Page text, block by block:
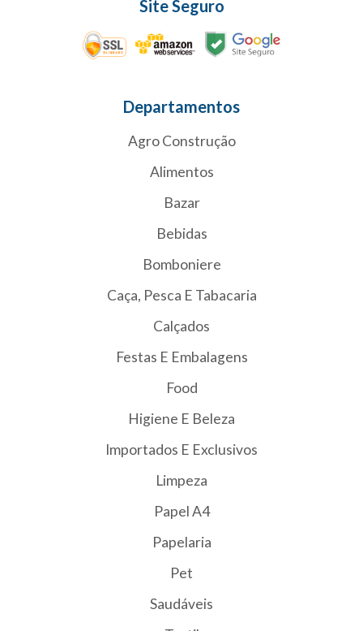
Site Seguro
Departamentos
Agro Construção
Alimentos
Bazar
Bebidas
Bomboniere
Caça, Pesca E Tabacaria
Calçados
Festas E Embalagens
Food
Higiene E Beleza
Importados E Exclusivos
Limpeza
Papel A4
Papelaria
Pet
Saudáveis